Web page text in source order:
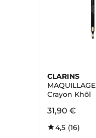
CLARINS
MAQUILLAGE
Crayon Khôl
31,90 €
4,5 (16)